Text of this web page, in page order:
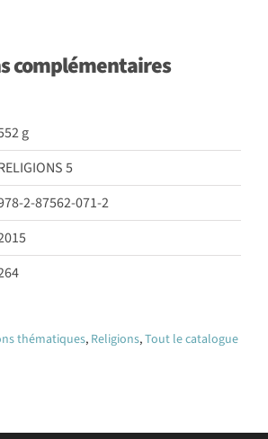
complémentaires
g
5
2-87562-071-2
thématiques, Religions,Tout le catalogue